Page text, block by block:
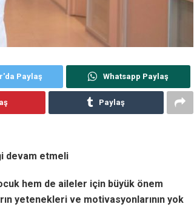
Paylaş Whatsapp Paylaş
Paylaş
devam etmeli
hem de aileler için büyük önem
yetenekleri ve motivasyonlarının yok